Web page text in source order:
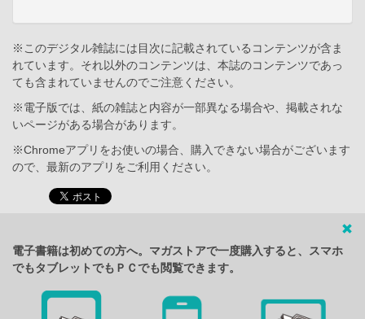
※このデジタル雑誌には目次に記載されているコンテンツが含ま
れています。それ以外のコンテンツは、本誌のコンテンツであっ
ても含まれていませんのでご注意ください。
※電子版では、紙の雑誌と内容が一部異なる場合や、掲載されな
いページがある場合があります。
※Chromeアプリをお使いの場合、購入できない場合がございます
ので、最新のアプリをご利用ください。
電子書籍は初めての方へ。マガストアで一度購入すると、スマホ
でもタブレットでもＰＣでも閲覧できます。